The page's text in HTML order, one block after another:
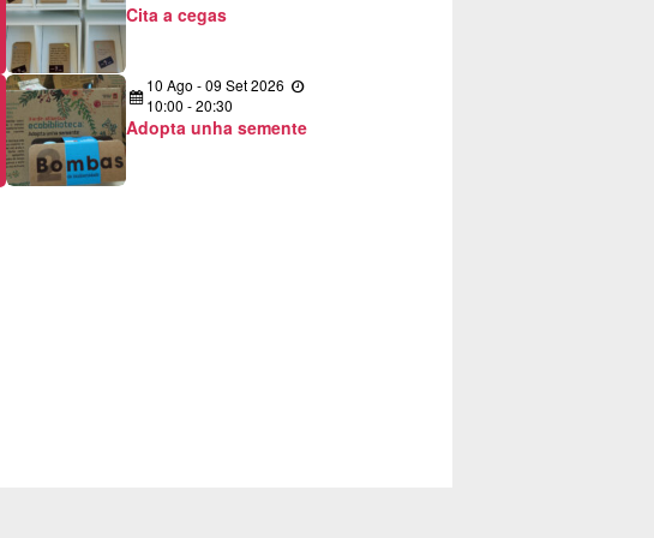
Cita a cegas
10 Ago -09 Set2026
10:00 - 20:30
Adopta unha semente